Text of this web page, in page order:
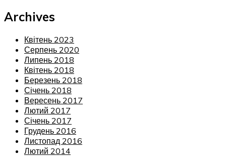
Archives
Квітень 2023
Серпень 2020
Липень 2018
Квітень 2018
Березень 2018
Січень 2018
Вересень 2017
Лютий 2017
Січень 2017
Грудень 2016
Листопад 2016
Лютий 2014